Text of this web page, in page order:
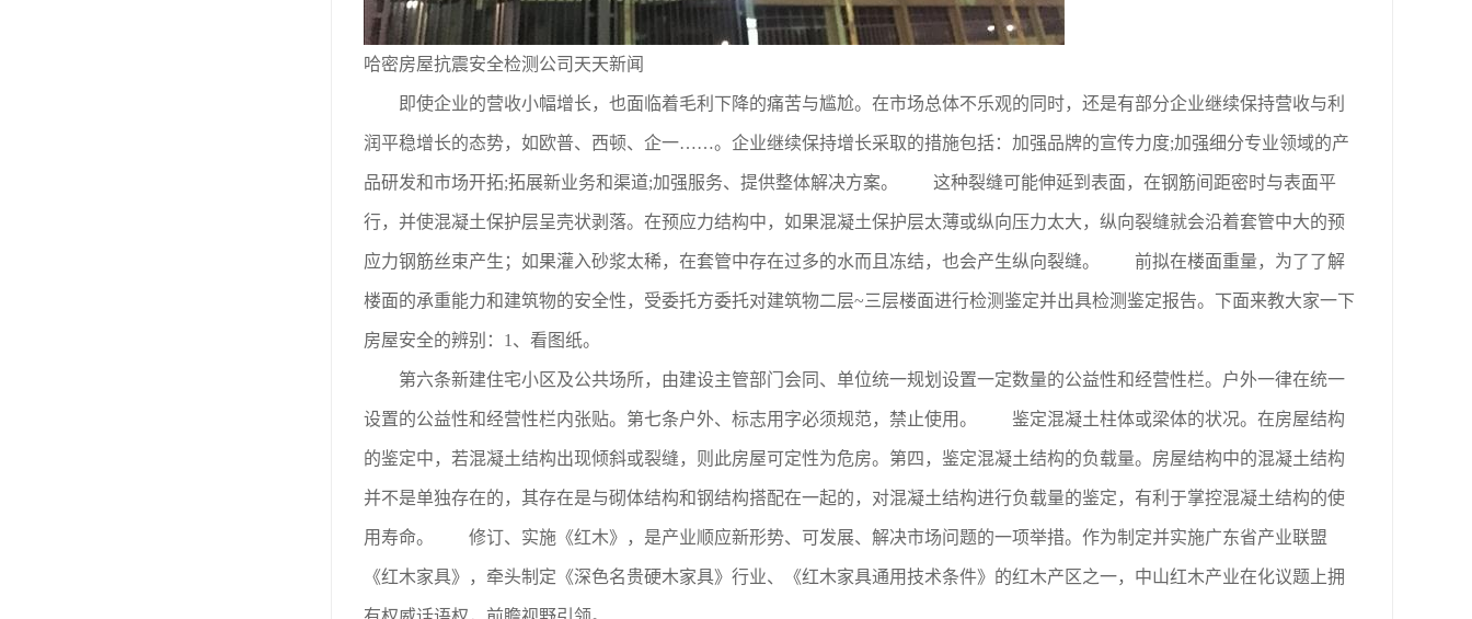
哈密房屋抗震安全检测公司天天新闻
即使企业的营收小幅增长，也面临着毛利下降的痛苦与尴尬。在市场总体不乐观的同时，还是有部分企业继续保持营收与利
润平稳增长的态势，如欧普、西顿、企一……。企业继续保持增长采取的措施包括：加强品牌的宣传力度;加强细分专业领域的产
品研发和市场开拓;拓展新业务和渠道;加强服务、提供整体解决方案。 这种裂缝可能伸延到表面，在钢筋间距密时与表面平
行，并使混凝土保护层呈壳状剥落。在预应力结构中，如果混凝土保护层太薄或纵向压力太大，纵向裂缝就会沿着套管中大的预
应力钢筋丝束产生；如果灌入砂浆太稀，在套管中存在过多的水而且冻结，也会产生纵向裂缝。 前拟在楼面重量，为了了解
楼面的承重能力和建筑物的安全性，受委托方委托对建筑物二层~三层楼面进行检测鉴定并出具检测鉴定报告。下面来教大家一下
房屋安全的辨别：1、看图纸。
第六条新建住宅小区及公共场所，由建设主管部门会同、单位统一规划设置一定数量的公益性和经营性栏。户外一律在统一
设置的公益性和经营性栏内张贴。第七条户外、标志用字必须规范，禁止使用。 鉴定混凝土柱体或梁体的状况。在房屋结构
的鉴定中，若混凝土结构出现倾斜或裂缝，则此房屋可定性为危房。第四，鉴定混凝土结构的负载量。房屋结构中的混凝土结构
并不是单独存在的，其存在是与砌体结构和钢结构搭配在一起的，对混凝土结构进行负载量的鉴定，有利于掌控混凝土结构的使
用寿命。 修订、实施《红木》，是产业顺应新形势、可发展、解决市场问题的一项举措。作为制定并实施广东省产业联盟
《红木家具》，牵头制定《深色名贵硬木家具》行业、《红木家具通用技术条件》的红木产区之一，中山红木产业在化议题上拥